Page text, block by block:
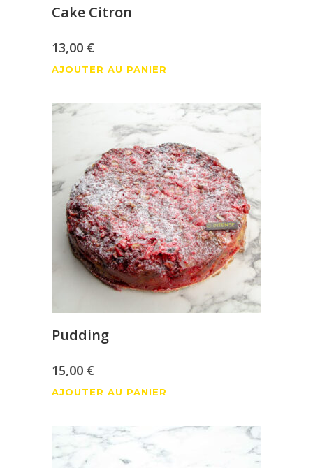
Cake Citron
13,00 €
AJOUTER AU PANIER
Pudding
15,00 €
AJOUTER AU PANIER